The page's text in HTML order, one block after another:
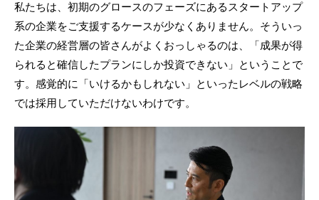
私たちは、初期のグロースのフェーズにあるスタートアップ
系の企業をご支援するケースが少なくありません。そういっ
た企業の経営層の皆さんがよくおっしゃるのは、「成果が得
られると確信したプランにしか投資できない」ということで
す。感覚的に「いけるかもしれない」といったレベルの戦略
では採用していただけないわけです。